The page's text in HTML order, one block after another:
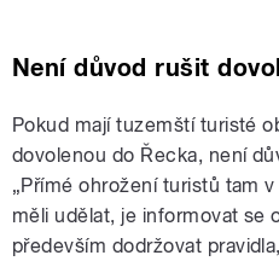
Není důvod rušit
Pokud mají tuzemští turisté
dovolenou do Řecka, není
„Přímé ohrožení turistů tam
měli udělat, je informovat se
především dodržovat